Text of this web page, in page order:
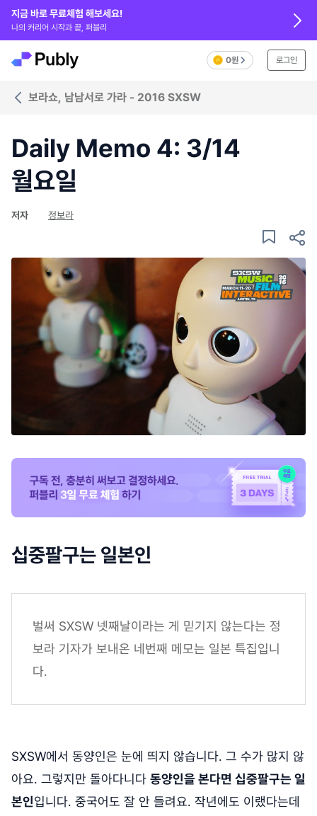
지금 바로 무료체험 해보세요!
나의 커리어 시작과 끝, 퍼블리
0원 로그인
보라쇼, 남남서로 가라 - 2016 SXSW
Daily Memo 4: 3/14
월요일
저자 정보라
십중팔구는 일본인
벌써 SXSW 넷째날이라는 게 믿기지 않는다는 정
보라 기자가 보내온 네번째 메모는 일본 특집입니
다.
SXSW에서 동양인은 눈에 띄지 않습니다. 그 수가 많지 않
아요. 그렇지만 돌아다니다 동양인을 본다면 십중팔구는 일
본인입니다. 중국어도 잘 안 들려요. 작년에도 이랬다는데